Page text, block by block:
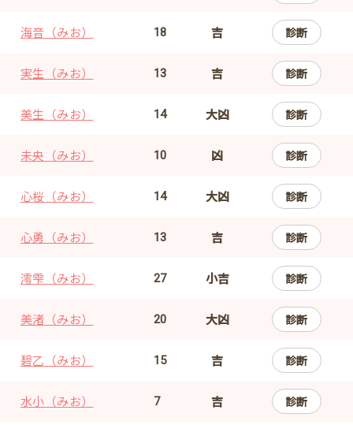
海音（みお） 18 吉 診断
実生（みお） 13 吉 診断
美生（みお） 14 大凶 診断
未央（みお） 10 凶 診断
心桜（みお） 14 大凶 診断
心勇（みお） 13 吉 診断
澪雫（みお） 27 小吉 診断
美渚（みお） 20 大凶 診断
碧乙（みお） 15 吉 診断
水小（みお） 7 吉 診断